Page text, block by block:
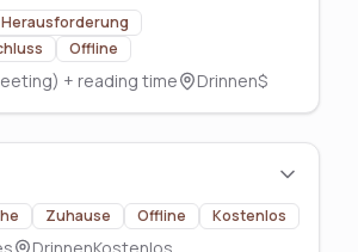
Offline
+ reading time Drinnen$
Zuhause Offline Kostenlos